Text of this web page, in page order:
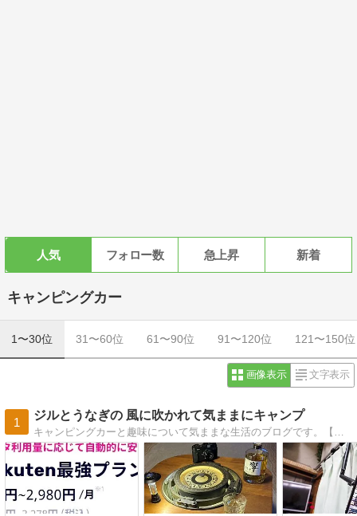
人気 フォロー数 急上昇 新着
キャンピングカー
1〜30位 31〜60位 61〜90位 91〜120位 121〜150位
画像表示 文字表示
1
ジルとうなぎの 風に吹かれて気ままにキャンプ